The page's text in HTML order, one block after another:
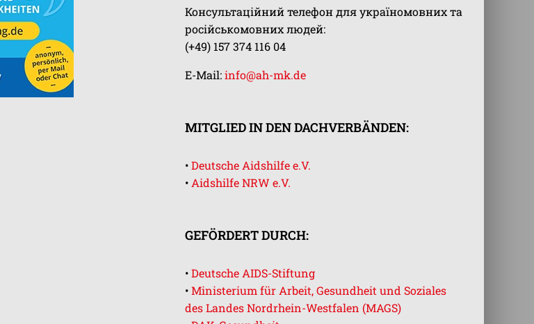
Консультаційний телефон для україномовних та
російськомовних людей:
(+49) 157 374 116 04
E-Mail:info@ah-mk.de
MITGLIED IN DEN DACHVERBÄNDEN:
•Deutsche Aidshilfe e.V.
• Aidshilfe NRW e.V.
GEFÖRDERT DURCH:
•Deutsche AIDS-Stiftung
•Ministerium für Arbeit, Gesundheit und Soziales
des Landes Nordrhein-Westfalen (MAGS)